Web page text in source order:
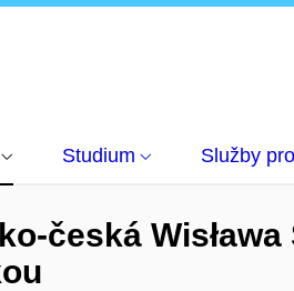
Studium Služby
česká